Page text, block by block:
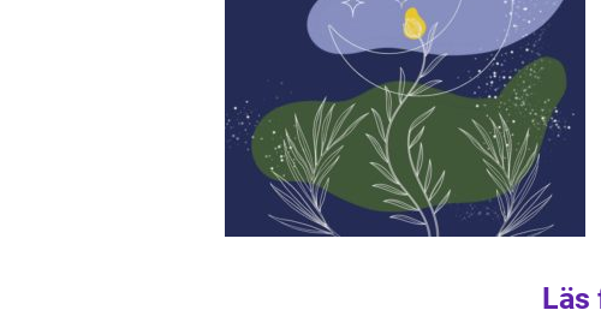
Läs